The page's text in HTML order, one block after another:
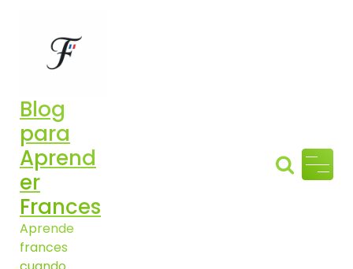
contenu
Blog
para
Aprend
er
Frances
Aprende
frances